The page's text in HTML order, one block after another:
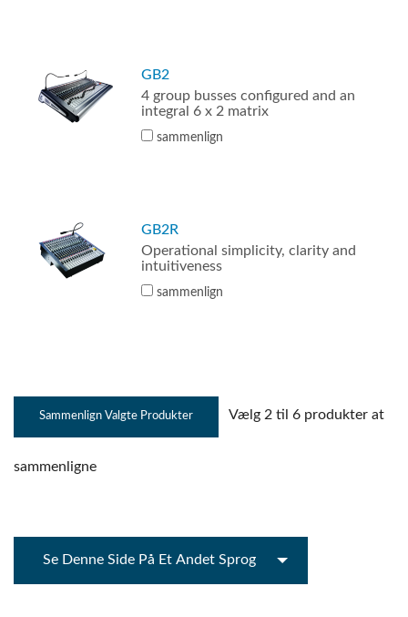
GB2
4 group busses configured and an
integral 6 x 2 matrix
sammenlign
GB2R
Operational simplicity, clarity and
intuitiveness
sammenlign
Vælg 2 til 6 produkter at
sammenligne
Se Denne Side På Et Andet Sprog